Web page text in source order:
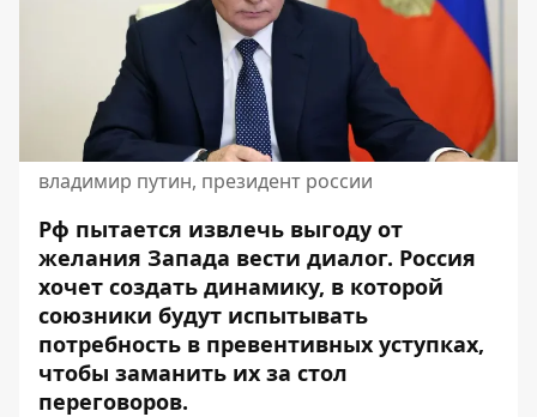
владимир путин, президент россии
Рф пытается извлечь выгоду от
желания Запада вести диалог. Россия
хочет создать динамику, в которой
союзники будут испытывать
потребность в превентивных уступках,
чтобы заманить их за стол
переговоров.